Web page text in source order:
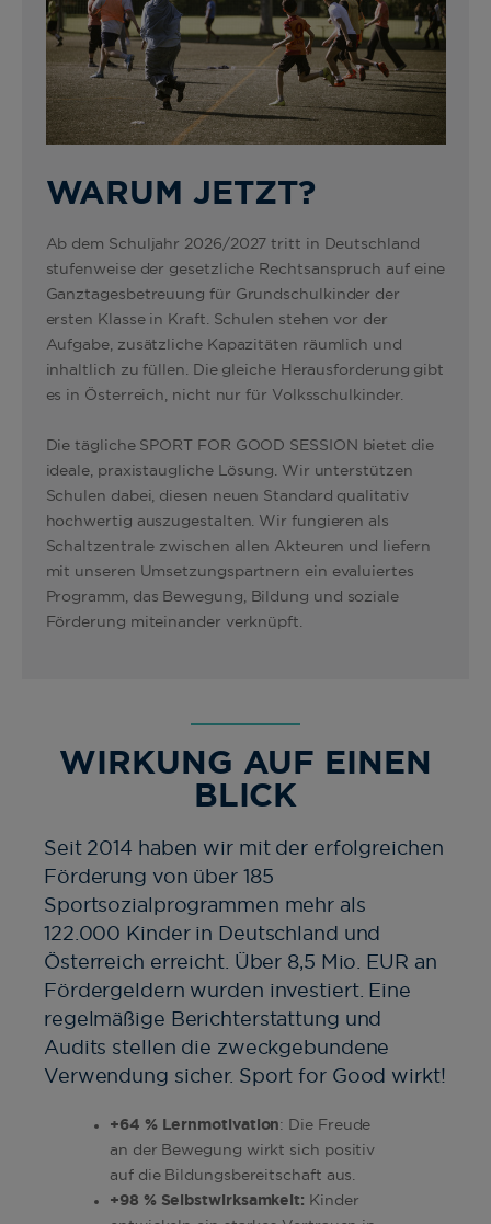
WARUM JETZT?
Ab dem Schuljahr 2026/2027 tritt in Deutschland
stufenweise der gesetzliche Rechtsanspruch auf eine
Ganztagesbetreuung für Grundschulkinder der
ersten Klasse in Kraft. Schulen stehen vor der
Aufgabe, zusätzliche Kapazitäten räumlich und
inhaltlich zu füllen. Die gleiche Herausforderung gibt
es in Österreich, nicht nur für Volksschulkinder.
Die tägliche SPORT FOR GOOD SESSION bietet die
ideale, praxistaugliche Lösung. Wir unterstützen
Schulen dabei, diesen neuen Standard qualitativ
hochwertig auszugestalten. Wir fungieren als
Schaltzentrale zwischen allen Akteuren und liefern
mit unseren Umsetzungspartnern ein evaluiertes
Programm, das Bewegung, Bildung und soziale
Förderung miteinander verknüpft.
WIRKUNG AUF EINEN
BLICK
Seit 2014 haben wir mit der erfolgreichen
Förderung von über 185
Sportsozialprogrammen mehr als
122.000 Kinder in Deutschland und
Österreich erreicht. Über 8,5 Mio. EUR an
Fördergeldern wurden investiert. Eine
regelmäßige Berichterstattung und
Audits stellen die zweckgebundene
Verwendung sicher. Sport for Good wirkt!
+64 % Lernmotivation: Die Freude
an der Bewegung wirkt sich positiv
auf die Bildungsbereitschaft aus.
+98 % Selbstwirksamkeit: Kinder